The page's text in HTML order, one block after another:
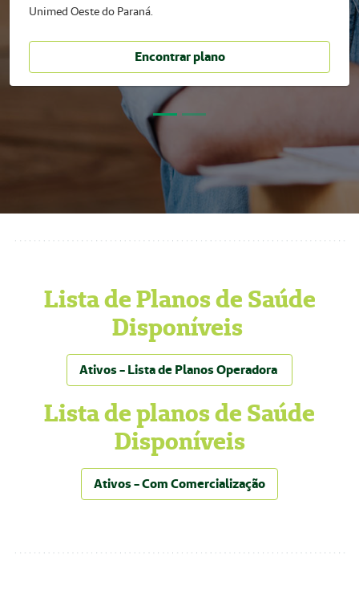
Unimed Oeste do Paraná.
Encontrar plano
Lista de Planos de Saúde
Disponíveis
Ativos - Lista de Planos Operadora
Lista de planos de Saúde
Disponíveis
Ativos - Com Comercialização